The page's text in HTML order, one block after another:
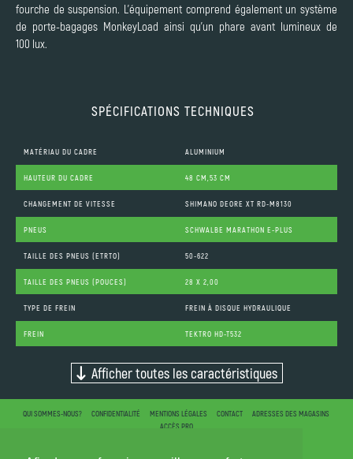
fourche de suspension. L’équipement comprend également un système
de porte-bagages MonkeyLoad ainsi qu’un phare avant lumineux de
100 lux.
SPÉCIFICATIONS TECHNIQUES
MATÉRIAU DU CADRE ALUMINIUM
HAUTEUR DU CADRE 48 CM,53 CM
CHANGEMENT DE VITESSE SHIMANO DEORE XT RD-M8130
PNEUS SCHWALBE MARATHON E-PLUS
TAILLE DES PNEUS (ETRTO) 50-622
TAILLE DES PNEUS (POUCES) 28 X 2,00
TYPE DE FREIN FREIN À DISQUE HYDRAULIQUE
FREIN TEKTRO HD-T532
Afficher toutes les caractéristiques
QUI SOMMES-NOUS? CONFIDENTIALITÉ MENTIONS LÉGALES CONTACT
ADRESSES DES MAGASINS
ACCÈS PRO